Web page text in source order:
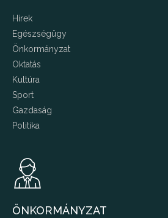
Hírek
Egészségügy
Önkormányzat
Oktatás
Kultúra
Sport
Gazdaság
Politika
ÖNKORMÁNYZAT